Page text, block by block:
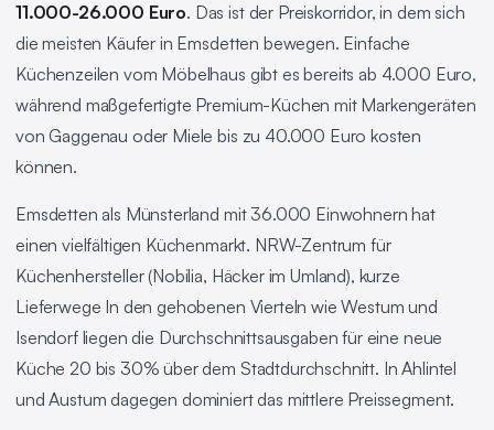
11.000-26.000 Euro. Das ist der Preiskorridor, in dem sich
die meisten Käufer in Emsdetten bewegen. Einfache
Küchenzeilen vom Möbelhaus gibt es bereits ab 4.000 Euro,
während maßgefertigte Premium-Küchen mit Markengeräten
von Gaggenau oder Miele bis zu 40.000 Euro kosten
können.
Emsdetten als Münsterland mit 36.000 Einwohnern hat
einen vielfältigen Küchenmarkt. NRW-Zentrum für
Küchenhersteller (Nobilia, Häcker im Umland), kurze
Lieferwege In den gehobenen Vierteln wie Westum und
Isendorf liegen die Durchschnittsausgaben für eine neue
Küche 20 bis 30% über dem Stadtdurchschnitt. In Ahlintel
und Austum dagegen dominiert das mittlere Preissegment.